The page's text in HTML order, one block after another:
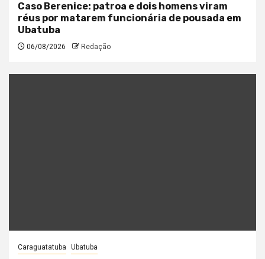
Caso Berenice: patroa e dois homens viram
réus por matarem funcionária de pousada em
Ubatuba
06/08/2026 Redação
Caraguatatuba Ubatuba